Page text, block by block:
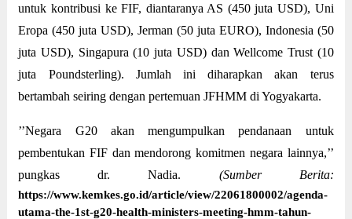
untuk kontribusi ke FIF, diantaranya AS (450 juta USD), Uni
Eropa (450 juta USD), Jerman (50 juta EURO), Indonesia (50
juta USD), Singapura (10 juta USD) dan Wellcome Trust (10
juta Poundsterling). Jumlah ini diharapkan akan terus
bertambah seiring dengan pertemuan JFHMM di Yogyakarta.
’’Negara G20 akan mengumpulkan pendanaan untuk
pembentukan FIF dan mendorong komitmen negara lainnya,’’
pungkas dr. Nadia. (Sumber Berita:
https://www.kemkes.go.id/article/view/22061800002/agenda-
utama-the-1st-g20-health-ministers-meeting-hmm-tahun-